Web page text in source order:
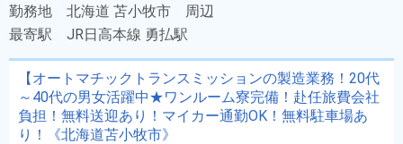
勤務地 北海道 苫小牧市 周辺
最寄駅 JR日高本線 勇払駅
【オートマチックトランスミッションの製造業務！20代
～40代の男女活躍中★ワンルーム寮完備！赴任旅費会社
負担！無料送迎あり！マイカー通勤OK！無料駐車場あ
り！《北海道苫小牧市》